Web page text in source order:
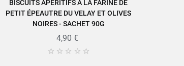
AJOUTER AU PANIER
BISCUITS APÉRITIFS À LA FARINE DE
PETIT ÉPEAUTRE DU VELAY ET OLIVES
NOIRES - SACHET 90G
4,90 €
    